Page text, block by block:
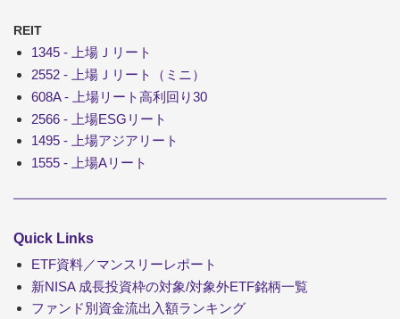
REIT
1345 - 上場Ｊリート
2552 - 上場Ｊリート（ミニ）
608A - 上場リート高利回り30
2566 - 上場ESGリート
1495 - 上場アジアリート
1555 - 上場Aリート
Quick Links
ETF資料／マンスリーレポート
新NISA 成長投資枠の対象/対象外ETF銘柄一覧
ファンド別資金流出入額ランキング